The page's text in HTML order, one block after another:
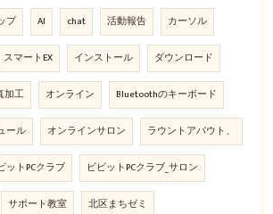
プ AI chat 活動報告 カーソル
スマートEX インストール ダウンロード
加工 オンライン Bluetoothのキーボード
ール オンラインサロン ラウントアバウト、
ットPCクラブ ビビットPCクラブ_サロン
サポート教室 北区まちゼミ